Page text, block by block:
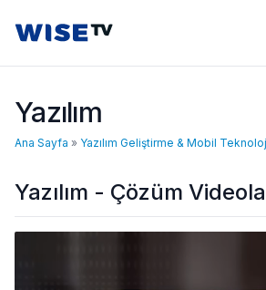
Wise TV
Yazılım
Ana Sayfa » Yazılım Geliştirme & Mobil
Yazılım - Çözüm